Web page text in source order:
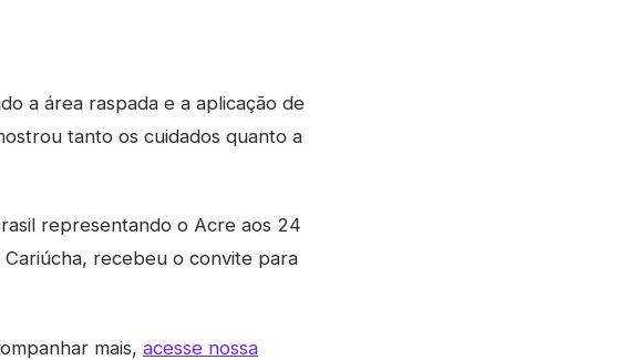
a área raspada e a aplicação de
tanto os cuidados quanto a
representando o Acre aos 24
recebeu o convite para
mais, acesse nossa